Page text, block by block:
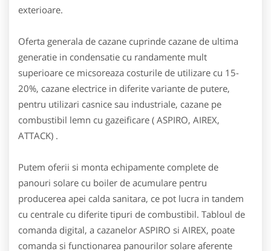
exterioare.
Oferta generala de cazane cuprinde cazane de ultima
generatie in condensatie cu randamente mult
superioare ce micsoreaza costurile de utilizare cu 15-
20%, cazane electrice in diferite variante de putere,
pentru utilizari casnice sau industriale, cazane pe
combustibil lemn cu gazeificare ( ASPIRO, AIREX,
ATTACK) .
Putem oferii si monta echipamente complete de
panouri solare cu boiler de acumulare pentru
producerea apei calda sanitara, ce pot lucra in tandem
cu centrale cu diferite tipuri de combustibil. Tabloul de
comanda digital, a cazanelor ASPIRO si AIREX, poate
comanda si functionarea panourilor solare aferente